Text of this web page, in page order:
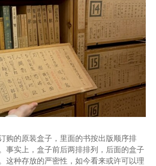
购的原装盒子，里面的书按出版顺序排
事实上，盒子前后两排排列，后面的盒子
这种存放的严密性，如今看来或许可以理